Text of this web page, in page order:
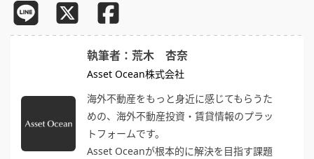
執筆者：荒木 杏奈
Asset Ocean株式会社
海外不動産をもっと身近に感じてもらうた
めの、海外不動産投資・賃貸情報のプラッ
トフォームです。
Asset Oceanが根本的に解決を目指す課題